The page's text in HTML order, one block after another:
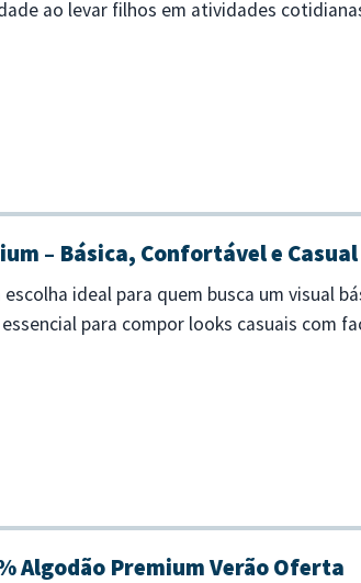
ao levar filhos em atividades
– Básica, Confortável e Casual
ideal para quem busca um visual
para compor looks casuais com
Algodão Premium Verão Oferta